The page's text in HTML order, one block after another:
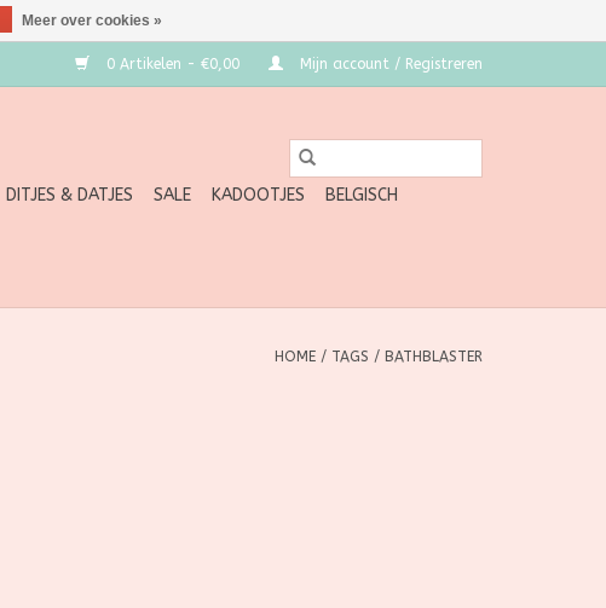
0 Artikelen - €0,00 Mijn account / Registreren
DITJES & DATJES SALE KADOOTJES
BELGISCH
HOME / TAGS / BATHBLASTER
Meer over cookies »